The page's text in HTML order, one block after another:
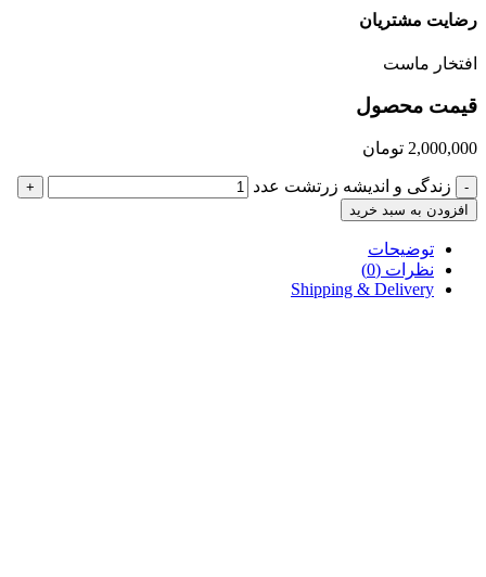
رضایت مشتریان
افتخار ماست
قیمت محصول
2,000,000 تومان
- زندگی و اندیشه زرتشت عدد
+
افزودن به سبد خرید
توضیحات
نظرات (0)
Shipping & Delivery